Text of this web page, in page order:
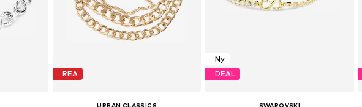
REA
URBAN CLASSICS
Ny
DEAL
SWAROVSKI